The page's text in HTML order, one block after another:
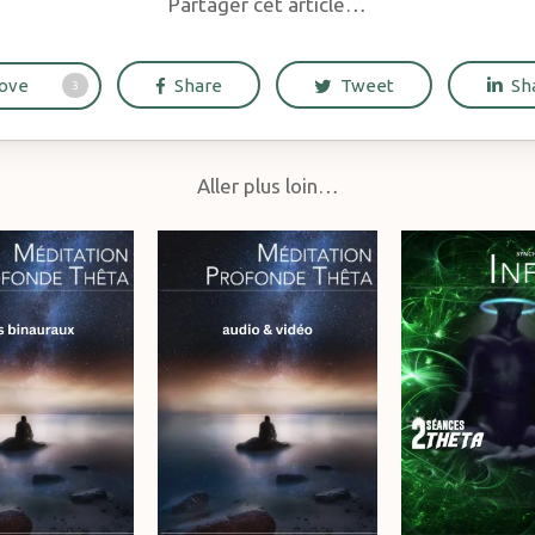
3 Share Tweet
Aller plus loin…